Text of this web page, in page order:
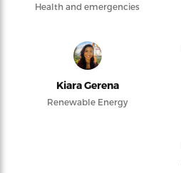
Health and emergencies
Kiara Gerena
Renewable Energy